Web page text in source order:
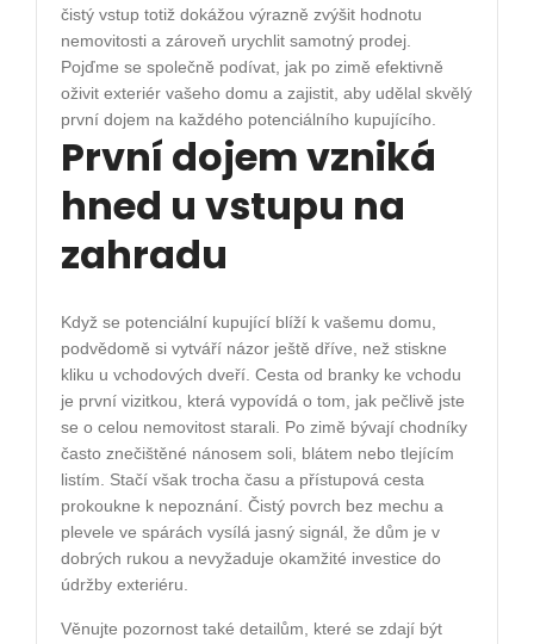
čistý vstup totiž dokážou výrazně zvýšit hodnotu
nemovitosti a zároveň urychlit samotný prodej.
Pojďme se společně podívat, jak po zimě efektivně
oživit exteriér vašeho domu a zajistit, aby udělal skvělý
první dojem na každého potenciálního kupujícího.
První dojem vzniká
hned u vstupu na
zahradu
Když se potenciální kupující blíží k vašemu domu,
podvědomě si vytváří názor ještě dříve, než stiskne
kliku u vchodových dveří. Cesta od branky ke vchodu
je první vizitkou, která vypovídá o tom, jak pečlivě jste
se o celou nemovitost starali. Po zimě bývají chodníky
často znečištěné nánosem soli, blátem nebo tlejícím
listím. Stačí však trocha času a přístupová cesta
prokoukne k nepoznání. Čistý povrch bez mechu a
plevele ve spárách vysílá jasný signál, že dům je v
dobrých rukou a nevyžaduje okamžité investice do
údržby exteriéru.
Věnujte pozornost také detailům, které se zdají být